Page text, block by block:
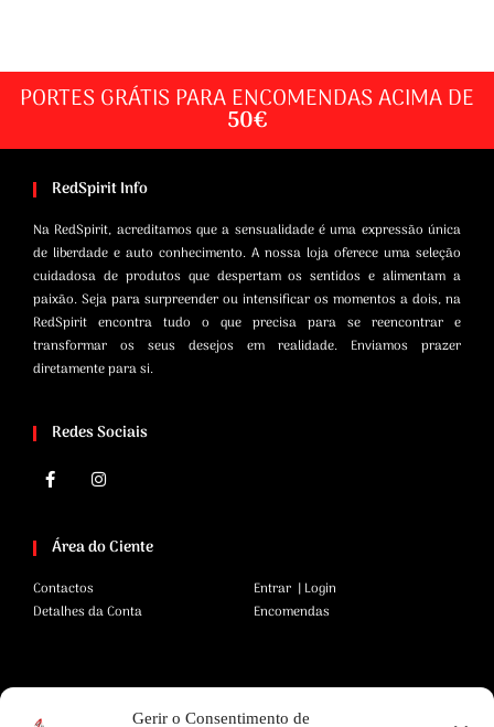
Gerir o Consentimento de
PORTES GRÁTIS PARA ENCOMENDAS ACIMA DE
50€
RedSpirit Info
Na RedSpirit, acreditamos que a sensualidade é uma expressão única
de liberdade e auto conhecimento. A nossa loja oferece uma seleção
cuidadosa de produtos que despertam os sentidos e alimentam a
paixão. Seja para surpreender ou intensificar os momentos a dois, na
RedSpirit encontra tudo o que precisa para se reencontrar e
transformar os seus desejos em realidade. Enviamos prazer
diretamente para si.
Redes Sociais
Área do Ciente
Contactos
Detalhes da Conta
Entrar | Login
Encomendas